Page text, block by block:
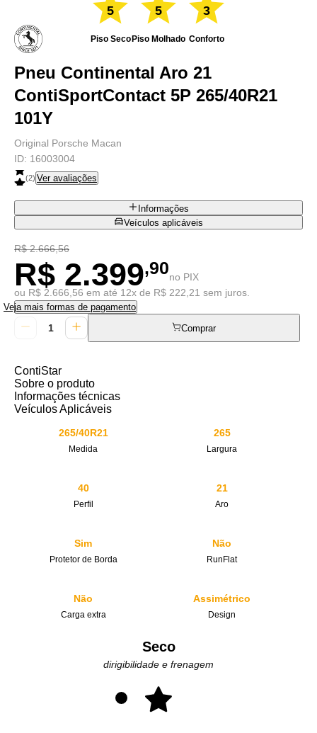
5
Piso Seco
5
Piso Molhado
3
Conforto
Pneu Continental Aro 21
ContiSportContact 5P 265/40R21
101Y
Original Porsche Macan
ID: 16003004
(2) Ver avaliações
Informações
Veículos aplicáveis
R$ 2.666,56
R$ 2.399,90no PIX
ou R$ 2.666,56 em até 12x de R$ 222,21 sem juros.
Veja mais formas de pagamento
Comprar
ContiStar
Sobre o produto
Informações técnicas
Veículos Aplicáveis
265/40R21
Medida
265
Largura
40
Perfil
21
Aro
Sim
Protetor de Borda
Não
RunFlat
Não
Carga extra
Assimétrico
Design
Seco
dirigibilidade e frenagem